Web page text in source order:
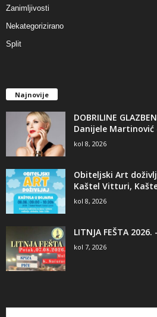
Zanimljivosti
Nekategorizirano
Split
Najnovije
DOBRILINE
Danijele Martinović
kol 8, 2026
Obiteljski Art
Kaštel Vitturi,
kol 8, 2026
LITNJA FEŠTA
kol 7, 2026